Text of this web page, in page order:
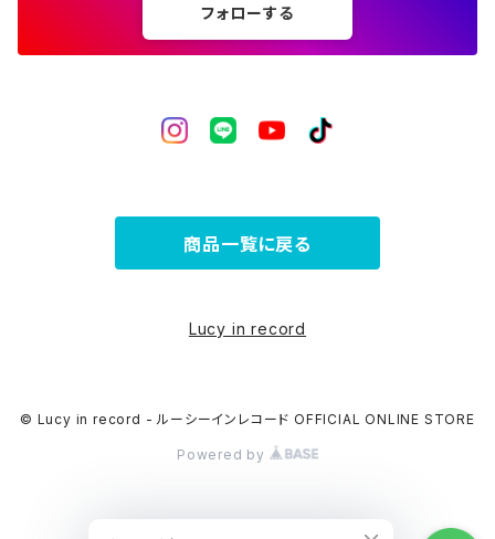
フォローする
商品一覧に戻る
Lucy in record
© Lucy in record - ルーシーインレコード OFFICIAL ONLINE STORE
Powered by